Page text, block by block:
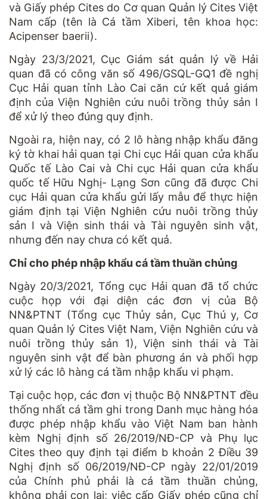
và Giấy phép Cites do Cơ quan Quản lý Cites Việt
Nam cấp (tên là Cá tầm Xiberi, tên khoa học:
Acipenser baerii).
Ngày 23/3/2021, Cục Giám sát quản lý về Hải
quan đã có công văn số 496/GSQL-GQ1 đề nghị
Cục Hải quan tỉnh Lào Cai căn cứ kết quả giám
định của Viện Nghiên cứu nuôi trồng thủy sản I
để xử lý theo đúng quy định.
Ngoài ra, hiện nay, có 2 lô hàng nhập khẩu đăng
ký tờ khai hải quan tại Chi cục Hải quan cửa khẩu
Quốc tế Lào Cai và Chi cục Hải quan cửa khẩu
quốc tế Hữu Nghị- Lạng Sơn cũng đã được Chi
cục Hải quan cửa khẩu gửi lấy mẫu để thực hiện
giám định tại Viện Nghiên cứu nuôi trồng thủy
sản I và Viện sinh thái và Tài nguyên sinh vật,
nhưng đến nay chưa có kết quả.
Chỉ cho phép nhập khẩu cá tầm thuần chủng
Ngày 20/3/2021, Tổng cục Hải quan đã tổ chức
cuộc họp với đại diện các đơn vị của Bộ
NN&PTNT (Tổng cục Thủy sản, Cục Thú y, Cơ
quan Quản lý Cites Việt Nam, Viện Nghiên cứu và
nuôi trồng thủy sản 1), Viện sinh thái và Tài
nguyên sinh vật để bàn phương án và phối hợp
xử lý các lô hàng cá tầm nhập khẩu vi phạm.
Tại cuộc họp, các đơn vị thuộc Bộ NN&PTNT đều
thống nhất cá tầm ghi trong Danh mục hàng hóa
được phép nhập khẩu vào Việt Nam ban hành
kèm Nghị định số 26/2019/NĐ-CP và Phụ lục
Cites theo quy định tại điểm b khoản 2 Điều 39
Nghị định số 06/2019/NĐ-CP ngày 22/01/2019
của Chính phủ phải là cá tầm thuần chủng,
không phải con lai; việc cấp Giấy phép cũng chỉ